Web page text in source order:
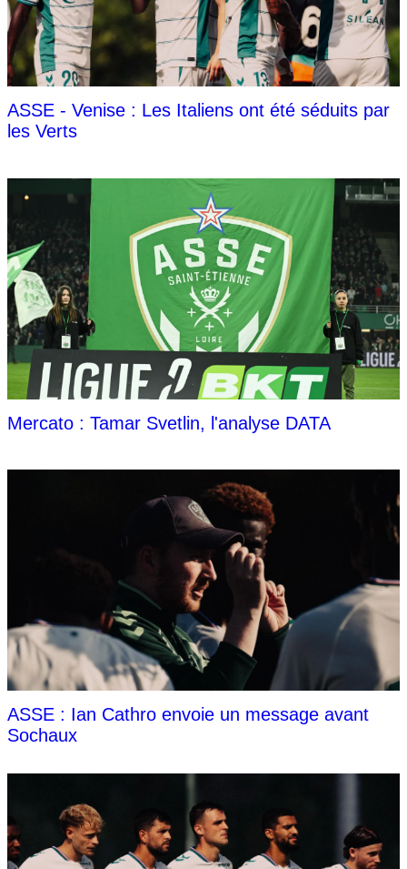
ASSE - Venise : Les Italiens ont été séduits par
les Verts
Mercato : Tamar Svetlin, l'analyse DATA
ASSE : Ian Cathro envoie un message avant
Sochaux